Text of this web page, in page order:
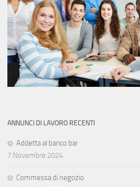
ANNUNCI DI LAVORO RECENTI
Addetta al banco bar
7 Novembre 2024
Commessa di negozio